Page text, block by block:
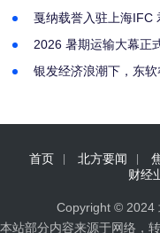
戛纳载誉入驻上海IFC
2026 暑期运输大幕正
银发经济浪潮下，东
首页 北方要闻
财经
Copyright © 2024
本站部分内容来源于网络，